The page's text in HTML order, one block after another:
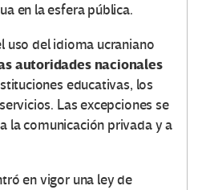
en la esfera pública.
uso del idioma ucraniano
autoridades nacionales
educativas, los
Las excepciones se
la comunicación privada y a
en vigor una ley de